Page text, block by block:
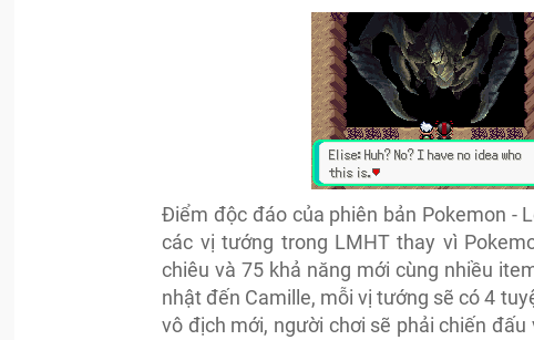
Điểm độc đáo của phiên bản Pokemon -
các vị tướng trong LMHT thay vì
chiêu và 75 khả năng mới cùng nhiều
nhật đến Camille, mỗi vị tướng sẽ có 4
vô địch mới, người chơi sẽ phải chiến đấu